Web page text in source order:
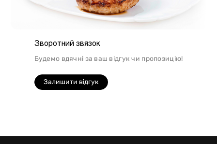
Зворотний звязок
Будемо вдячні за ваш відгук чи пропозицію!
Залишити відгук